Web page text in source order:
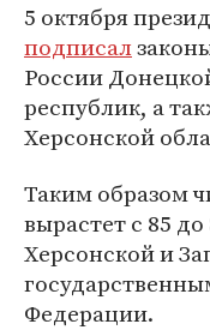
5 октября
подписал
России
республик, а
Херсонской
Таким образом
вырастет с 85
Херсонской и
Федерации.